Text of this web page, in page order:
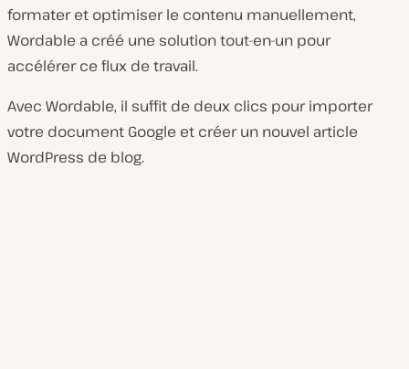
formater et optimiser le contenu manuellement,
Wordable a créé une solution tout-en-un pour
accélérer ce flux de travail.
Avec Wordable, il suffit de deux clics pour importer
votre document Google et créer un nouvel article
WordPress de blog.